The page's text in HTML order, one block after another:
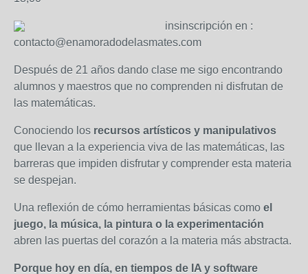
insinscripción en :
contacto@enamoradodelasmates.com
Después de 21 años dando clase me sigo encontrando
alumnos y maestros que no comprenden ni disfrutan de
las matemáticas.
Conociendo los recursos artísticos y manipulativos
que llevan a la experiencia viva de las matemáticas, las
barreras que impiden disfrutar y comprender esta materia
se despejan.
Una reflexión de cómo herramientas básicas como el
juego, la música, la pintura o la experimentación
abren las puertas del corazón a la materia más abstracta.
Porque hoy en día, en tiempos de IA y software